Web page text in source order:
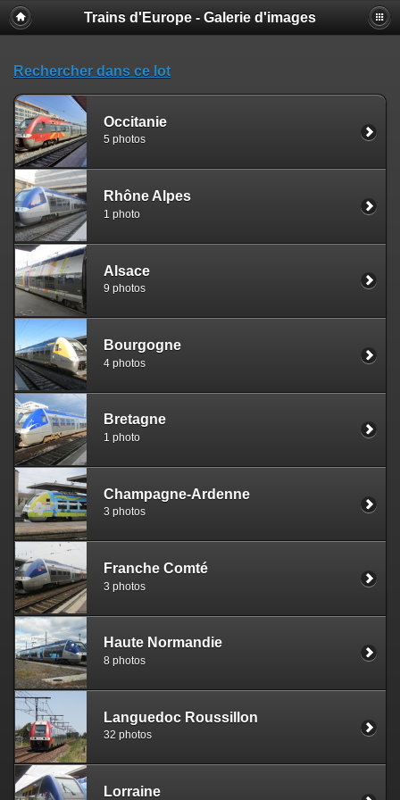
Trains d'Europe - Galerie d'images
Rechercher dans ce lot
Occitanie
5 photos
Rhône Alpes
1 photo
Alsace
9 photos
Bourgogne
4 photos
Bretagne
1 photo
Champagne-Ardenne
3 photos
Franche Comté
3 photos
Haute Normandie
8 photos
Languedoc Roussillon
32 photos
Lorraine